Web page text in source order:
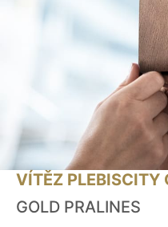
VÍTĚZ PLEBISCITY
GOLD PRALINES